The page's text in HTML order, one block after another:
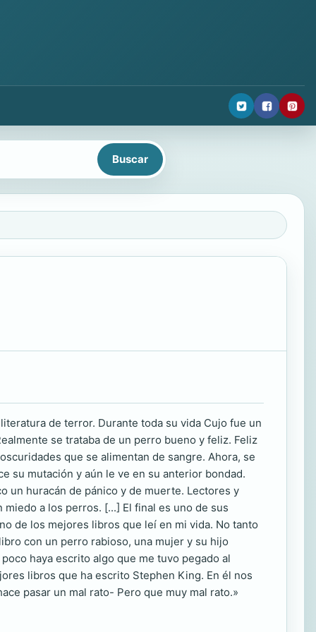
de terror. Durante toda su vida Cujo fue un
se trataba de un perro bueno y feliz. Feliz
que se alimentan de sangre. Ahora, se
su mutación y aún le ve en su anterior bondad.
un huracán de pánico y de muerte. Lectores y
a los perros. [...] El final es uno de sus
de los mejores libros que leí en mi vida. No tanto
con un perro rabioso, una mujer y su hijo
haya escrito algo que me tuvo pegado al
libros que ha escrito Stephen King. En él nos
pasar un mal rato- Pero que muy mal rato.»